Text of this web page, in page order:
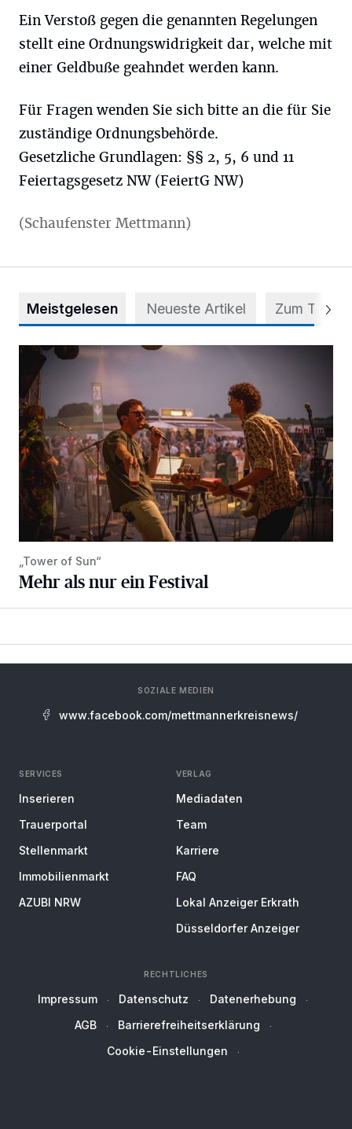
Ein Verstoß gegen die genannten Regelungen
stellt eine Ordnungswidrigkeit dar, welche mit
einer Geldbuße geahndet werden kann.
Für Fragen wenden Sie sich bitte an die für Sie
zuständige Ordnungsbehörde.
Gesetzliche Grundlagen: §§ 2, 5, 6 und 11
Feiertagsgesetz NW (FeiertG NW)
(Schaufenster Mettmann)
Meistgelesen Neueste Artikel Zum Thema
Mehr als nur ein Festival
„Tower of Sun“
Mehr als nur ein Festival
SOZIALE MEDIEN
www.facebook.com/mettmannerkreisnews/
SERVICES
Inserieren
Trauerportal
Stellenmarkt
Immobilienmarkt
AZUBI NRW
VERLAG
Mediadaten
Team
Karriere
FAQ
Lokal Anzeiger Erkrath
Düsseldorfer Anzeiger
RECHTLICHES
Impressum Datenschutz
Datenerhebung
AGB
Barrierefreiheitserklärung
Cookie-Einstellungen